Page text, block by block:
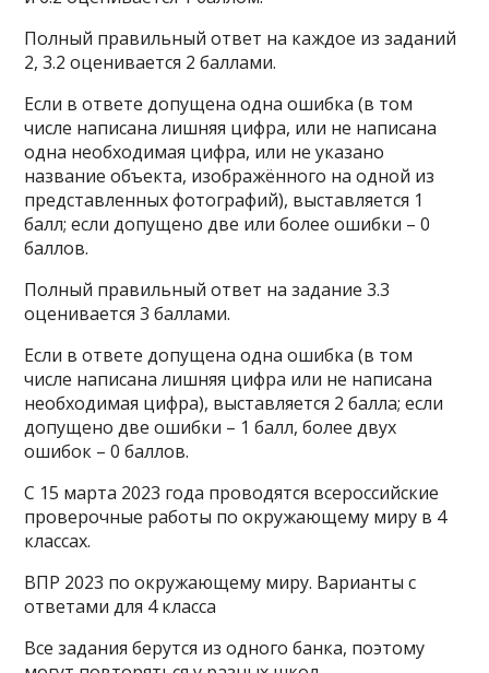
Полный правильный ответ на каждое из заданий
2, 3.2 оценивается 2 баллами.
Если в ответе допущена одна ошибка (в том
числе написана лишняя цифра, или не написана
одна необходимая цифра, или не указано
название объекта, изображённого на одной из
представленных фотографий), выставляется 1
балл; если допущено две или более ошибки – 0
баллов.
Полный правильный ответ на задание 3.3
оценивается 3 баллами.
Если в ответе допущена одна ошибка (в том
числе написана лишняя цифра или не написана
необходимая цифра), выставляется 2 балла; если
допущено две ошибки – 1 балл, более двух
ошибок – 0 баллов.
С 15 марта 2023 года проводятся всероссийские
проверочные работы по окружающему миру в 4
классах.
ВПР 2023 по окружающему миру. Варианты с
ответами для 4 класса
Все задания берутся из одного банка, поэтому